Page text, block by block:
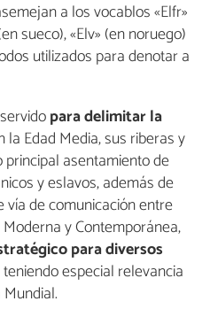
a los vocablos «Elfr»
sueco), «Elv» (en noruego)
utilizados para denotar a
para delimitar la
la Edad Media, sus riberas y
asentamiento de
y eslavos, además de
de comunicación entre
y Contemporánea,
para diversos
teniendo especial relevancia